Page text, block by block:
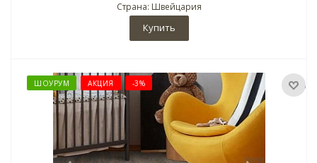
Страна: Швейцария
Купить
ШОУРУМ АКЦИЯ -3%